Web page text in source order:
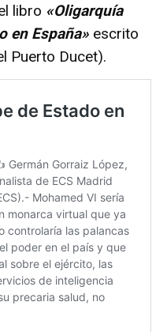
libro «Oligarquía
en España» escrito
Puerto Ducet).